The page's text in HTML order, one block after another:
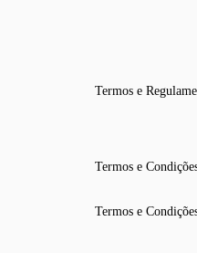
Termos e
Termos e
Termos e